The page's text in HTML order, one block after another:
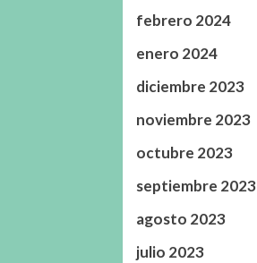
febrero 2024
enero 2024
diciembre 2023
noviembre 2023
octubre 2023
septiembre 2023
agosto 2023
julio 2023